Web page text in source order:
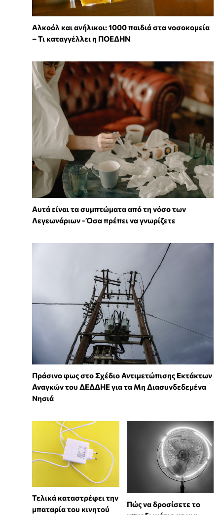
Αλκοόλ και ανήλικοι: 1000 παιδιά στα νοσοκομεία
– Τι καταγγέλλει η ΠΟΕΔΗΝ
Αυτά είναι τα συμπτώματα από τη νόσο των
Λεγεωνάριων - Όσα πρέπει να γνωρίζετε
Πράσινο φως στο Σχέδιο Αντιμετώπισης Εκτάκτων
Αναγκών του ΔΕΔΔΗΕ για τα Μη Διασυνδεδεμένα
Νησιά
Τελικά καταστρέφει την
μπαταρία του κινητού
Πώς να δροσίσετε το